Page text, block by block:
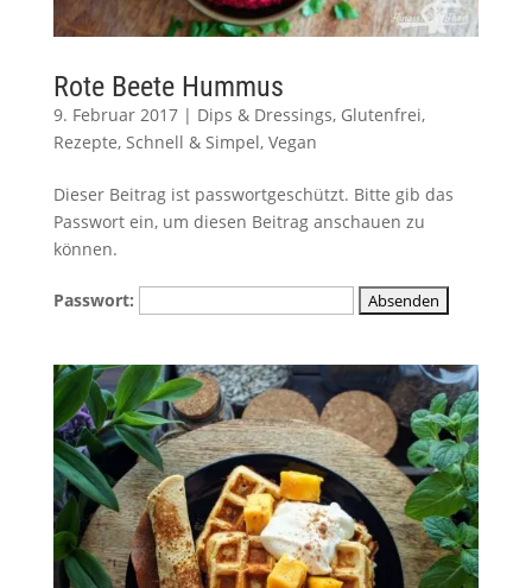
Rote Beete Hummus
9. Februar 2017| Dips & Dressings, Glutenfrei,
Rezepte, Schnell & Simpel, Vegan
Dieser Beitrag ist passwortgeschützt. Bitte gib das
Passwort ein, um diesen Beitrag anschauen zu
können.
Passwort: